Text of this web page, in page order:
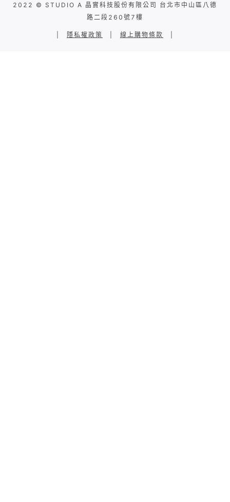
2022 © STUDIO A 晶實科技股份有限公司 台北市中山區八德
路二段260號7樓
隱私權政策 線上購物條款